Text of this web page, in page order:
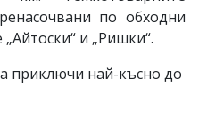
по обходни
и „Ришки“.
приключи най-късно до